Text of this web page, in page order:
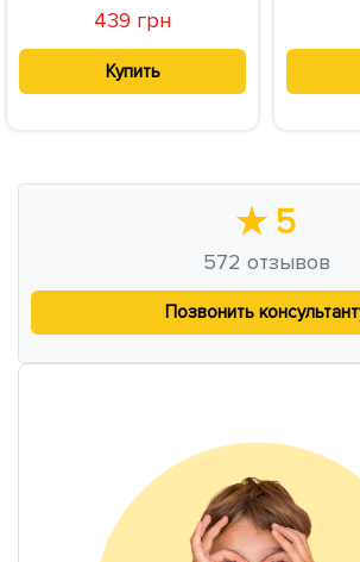
439 грн
Купить
★ 5
572 отзывов
Позвонить